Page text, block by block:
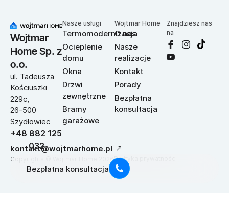
Wojtmar
Home Sp. z
o.o.
ul. Tadeusza
Kościuszki
229c,
26-500
Szydłowiec
+48 882 125
032
kontakt@wojtmarhome.pl
Nasze usługi
Termomodernizacja
Ocieplenie
domu
Okna
Drzwi
zewnętrzne
Bramy
garażowe
Wojtmar Home
O nas
Nasze
realizacje
Kontakt
Porady
Bezpłatna
konsultacja
Znajdziesz nas
na
Copyrights © Wojtmar Home 2026Polityka prywatności
Bezpłatna konsultacja